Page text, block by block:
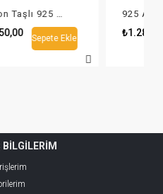
Zirkon Taşlı 925 Ayar Baget Yüzük
Sepete Ekle ₺1.280,00
BİLGİLERİM